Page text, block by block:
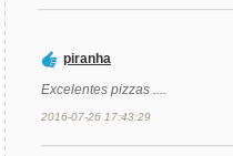
piranha
Excelentes pizzas ....
2016-07-26 17:43:29